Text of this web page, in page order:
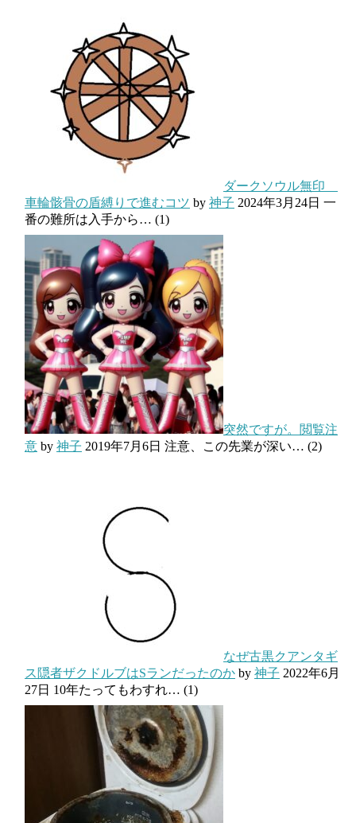
ダークソウル無印
車輪骸骨の盾縛りで進むコツ by 神子 2024年3月24日 一
番の難所は入手から… (1)
突然ですが。閲覧注
意 by 神子 2019年7月6日 注意、この先業が深い… (2)
なぜ古黒クアンタギ
ス隠者ザクドルブはSランだったのか by 神子 2022年6月
27日 10年たってもわすれ… (1)